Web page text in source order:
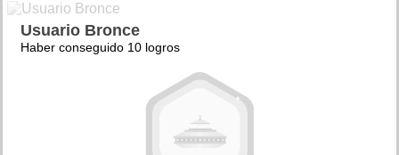
Usuario Bronce
Haber conseguido 10 logros